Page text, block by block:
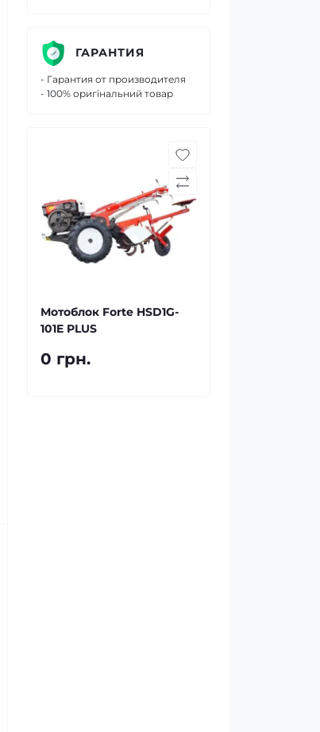
ГАРАНТИЯ
- Гарантия от производителя
- 100% оригінальний товар
Мотоблок Forte HSD1G-
101E PLUS
0 грн.